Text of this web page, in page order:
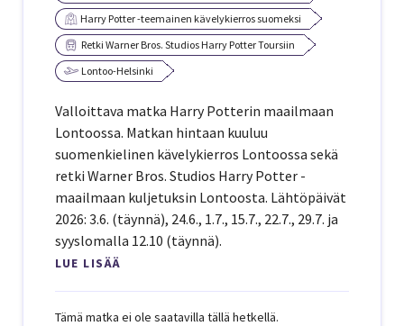
Harry Potter -teemainen kävelykierros suomeksi
Retki Warner Bros. Studios Harry Potter Toursiin
Lontoo-Helsinki
Valloittava matka Harry Potterin maailmaan
Lontoossa. Matkan hintaan kuuluu
suomenkielinen kävelykierros Lontoossa sekä
retki Warner Bros. Studios Harry Potter -
maailmaan kuljetuksin Lontoosta. Lähtöpäivät
2026: 3.6. (täynnä), 24.6., 1.7., 15.7., 22.7., 29.7. ja
syyslomalla 12.10 (täynnä).
LUE LISÄÄ
Tämä matka ei ole saatavilla tällä hetkellä.